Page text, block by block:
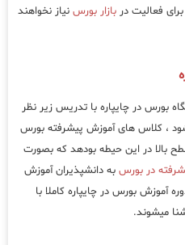
فعالیت در بازار بورس نیاز نخواهند
بورس در چایپاره با تدریس زیر نظر
، کلاس های آموزش پیشرفته بورس
بالا در این حیطه بودهد که بصورت
در بورس به دانشپذیران آموزش
آموزش بورس در چایپاره کاملا با
میشوند.